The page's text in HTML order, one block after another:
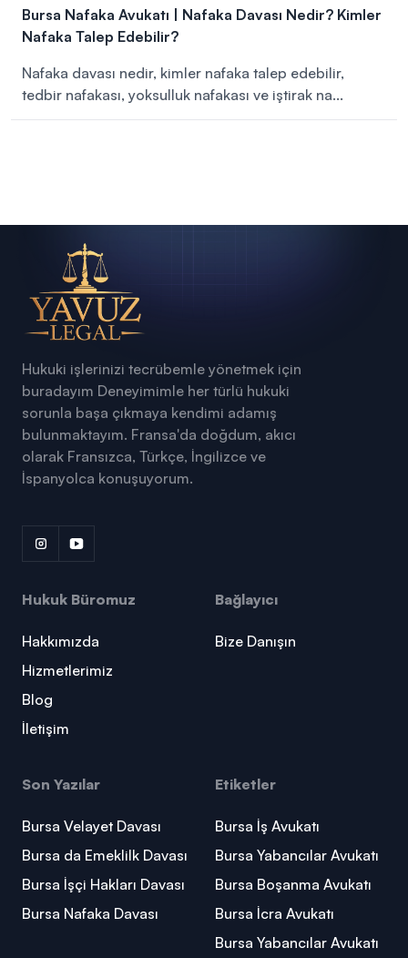
Bursa Nafaka Avukatı | Nafaka Davası Nedir? Kimler
Nafaka Talep Edebilir?
Nafaka davası nedir, kimler nafaka talep edebilir,
tedbir nafakası, yoksulluk nafakası ve iştirak na...
Hukuki işlerinizi tecrübemle yönetmek için
buradayım Deneyimimle her türlü hukuki
sorunla başa çıkmaya kendimi adamış
bulunmaktayım. Fransa'da doğdum, akıcı
olarak Fransızca, Türkçe, İngilizce ve
İspanyolca konuşuyorum.
Hukuk Büromuz
Hakkımızda
Hizmetlerimiz
Blog
İletişim
Bağlayıcı
Bize Danışın
Son Yazılar
Bursa Velayet Davası
Bursa da Emeklilk Davası
Bursa İşçi Hakları Davası
Bursa Nafaka Davası
Etiketler
Bursa İş Avukatı
Bursa Yabancılar Avukatı
Bursa Boşanma Avukatı
Bursa İcra Avukatı
Bursa Yabancılar Avukatı